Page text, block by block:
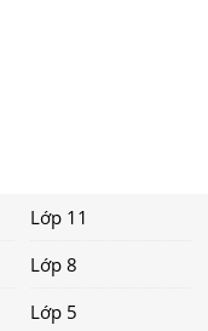
Lớp 11
Lớp 8
Lớp 5